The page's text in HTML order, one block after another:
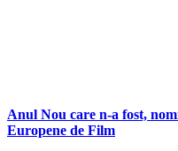
Anul Nou care n-a fost,
Europene de Film